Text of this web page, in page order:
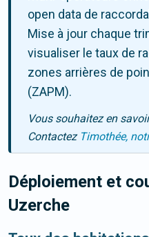
open data de
Mise à jour chaque
visualiser le taux de
zones arrières de
(ZAPM).
Vous souhaitez en
Contactez Timothée,
Déploiement et
Uzerche